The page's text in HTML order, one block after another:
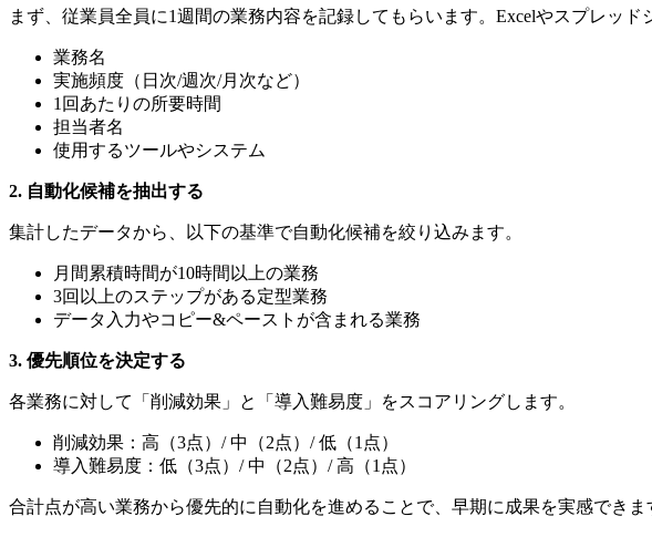
まず、従業員全員に1週間の業務内容を記録してもらいます。Excelやスプレッド
業務名
実施頻度（日次/週次/月次など）
1回あたりの所要時間
担当者名
使用するツールやシステム
2. 自動化候補を抽出する
集計したデータから、以下の基準で自動化候補を絞り込みます。
月間累積時間が10時間以上の業務
3回以上のステップがある定型業務
データ入力やコピー&ペーストが含まれる業務
3. 優先順位を決定する
各業務に対して「削減効果」と「導入難易度」をスコアリングします。
削減効果：高（3点）/ 中（2点）/ 低（1点）
導入難易度：低（3点）/ 中（2点）/ 高（1点）
合計点が高い業務から優先的に自動化を進めることで、早期に成果を実感できま